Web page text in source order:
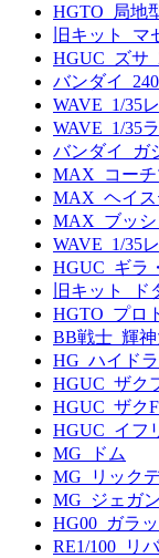
HGTO_局地
旧キット_マ
HGUC_ズサ
バンダイ
WAVE_1/35
WAVE_1/35
バンダイ_ガ
MAX_コー
MAX_ヘイス
MAX_ブッ
WAVE_1/35
HGUC_ギラ
旧キット_ド
HGTO_プロ
BB戦士_輝
HG_ハイド
HGUC_ザク
HGUC_ザク
HGUC_イフ
MG_ドム
MG_リック
MG_ジェガン
HG00_ガラ
RE1/100_リ